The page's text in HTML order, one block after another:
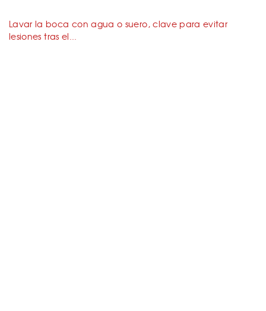
Lavar la boca con agua o suero, clave para evitar
lesiones tras el...